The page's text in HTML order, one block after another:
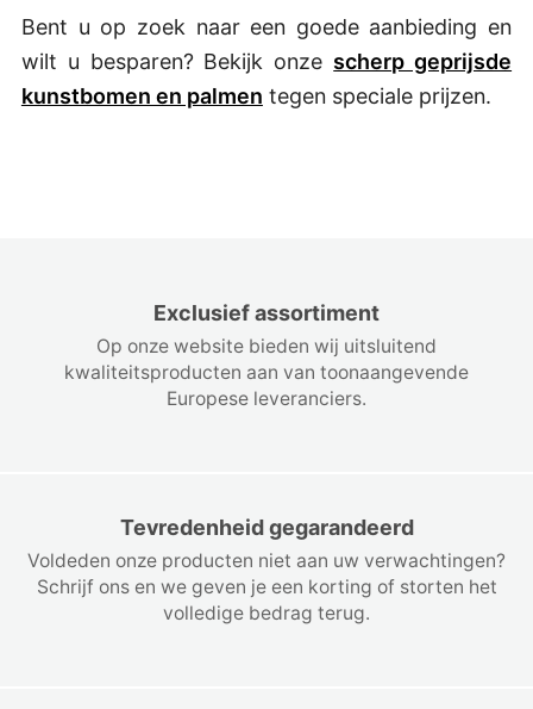
Exclusief assortiment
Op onze website bieden wij uitsluitend
kwaliteitsproducten aan van toonaangevende
Europese leveranciers.
Tevredenheid gegarandeerd
Voldeden onze producten niet aan uw verwachtingen?
Schrijf ons en we geven je een korting of storten het
volledige bedrag terug.
Bent u op zoek naar een goede aanbieding en
wilt u besparen? Bekijk onze scherp geprijsde
kunstbomen en palmen tegen speciale prijzen.